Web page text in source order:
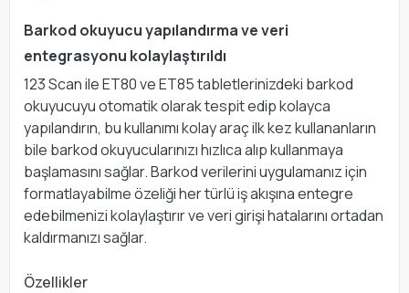
Barkod okuyucu yapılandırma ve veri
entegrasyonu kolaylaştırıldı
123 Scan ile ET80 ve ET85 tabletlerinizdeki barkod
okuyucuyu otomatik olarak tespit edip kolayca
yapılandırın, bu kullanımı kolay araç ilk kez kullananların
bile barkod okuyucularınızı hızlıca alıp kullanmaya
başlamasını sağlar. Barkod verilerini uygulamanız için
formatlayabilme özeliği her türlü iş akışına entegre
edebilmenizi kolaylaştırır ve veri girişi hatalarını ortadan
kaldırmanızı sağlar.
Özellikler